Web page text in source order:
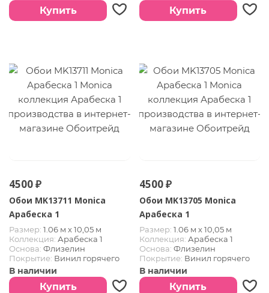
Купить Купить
4500 ₽
Обои MK13711 Monica
Арабеска 1
Размер: 1.06 м х 10,05 м
Коллекция: Арабеска 1
Основа: Флизелин
Покрытие: Винил горячего
тиснения
В наличии
Купить
4500 ₽
Обои MK13705 Monica
Арабеска 1
Размер: 1.06 м х 10,05 м
Коллекция: Арабеска 1
Основа: Флизелин
Покрытие: Винил горячего
тиснения
В наличии
Купить